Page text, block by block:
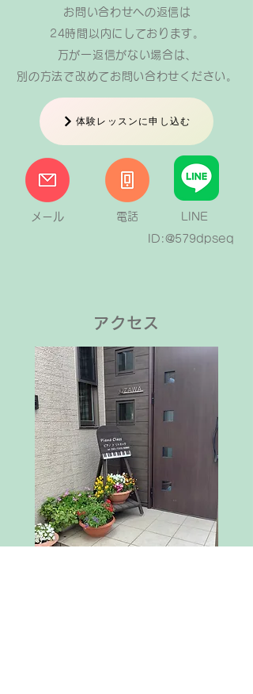
お問い合わせへの返信は​
24時間以内にしております。
万が一返信がない場合は、
​別の方法で改めてお問い合わせください。
体験レッスンに申し込む
メール 電話
LINE
ID:@579dpseq
アクセス